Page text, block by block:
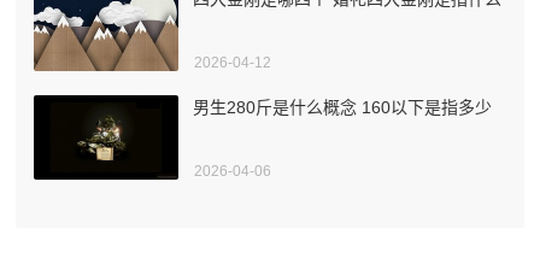
2026-04-12
男生280斤是什么概念 160以下是指多少
2026-04-06